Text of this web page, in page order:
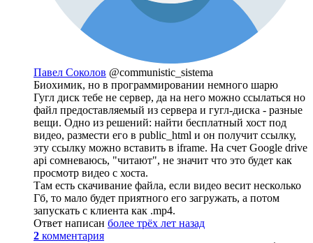
Павел Соколов @communistic_sistema
Биохимик, но в программировании немного шарю
Гугл диск тебе не сервер, да на него можно ссылаться но
файл предоставляемый из сервера и гугл-диска - разные
вещи. Одно из решений: найти бесплатный хост под
видео, размести его в public_html и он получит ссылку,
эту ссылку можно вставить в iframe. На счет Google drive
api сомневаюсь, "читают", не значит что это будет как
просмотр видео с хоста.
Там есть скачивание файла, если видео весит несколько
Гб, то мало будет приятного его загружать, а потом
запускать с клиента как .mp4.
Ответ написан более трёх лет назад
2 комментария